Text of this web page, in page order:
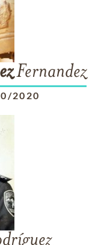
Fernandez
2020